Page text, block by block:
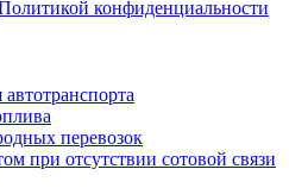
конфиденциальности
перевозок
при отсутствии сотовой связи